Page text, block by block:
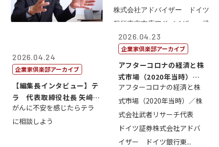
2026.04.24
企業家倶楽部アーカイブ
【編集長インタビュー】テ
ラ 代表取締役社長 矢﨑雄
一郎
がんに不安を感じたらテラ
に相談しよう
2026.04.23
企業家倶楽部アーカイブ
アフターコロナの経済と株
式市場（2020年当時）／
株式会社武...
アフターコロナの経済と株
式市場（2020年当時）／株
式会社武者リサーチ代表
ドイツ証券株式会社アドバ
イザー ドイツ銀行東...